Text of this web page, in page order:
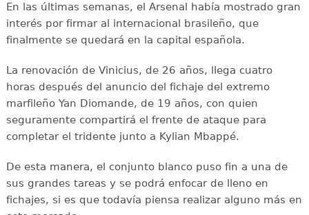
En las últimas semanas, el Arsenal había mostrado gran
interés por firmar al internacional brasileño, que
finalmente se quedará en la capital española.
La renovación de Vinicius, de 26 años, llega cuatro
horas después del anuncio del fichaje del extremo
marfileño Yan Diomande, de 19 años, con quien
seguramente compartirá el frente de ataque para
completar el tridente junto a Kylian Mbappé.
De esta manera, el conjunto blanco puso fin a una de
sus grandes tareas y se podrá enfocar de lleno en
fichajes, si es que todavía piensa realizar alguno más en